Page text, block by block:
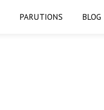
PARUTIONS BLOG